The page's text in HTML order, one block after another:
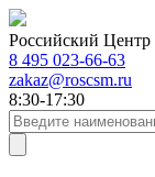
Российский
8 495 023-66-63
zakaz@roscsm.ru
8:30-17:30